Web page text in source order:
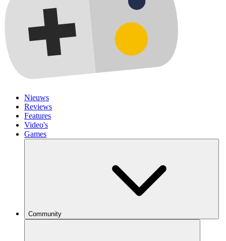
Nieuws
Reviews
Features
Video's
Games
Community